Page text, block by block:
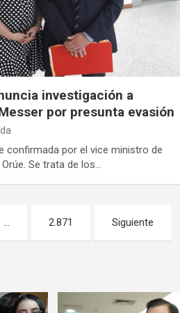
investigación a
por presunta evasión
confirmada por el vice ministro de
Se trata de los…
… 2.871 Siguiente